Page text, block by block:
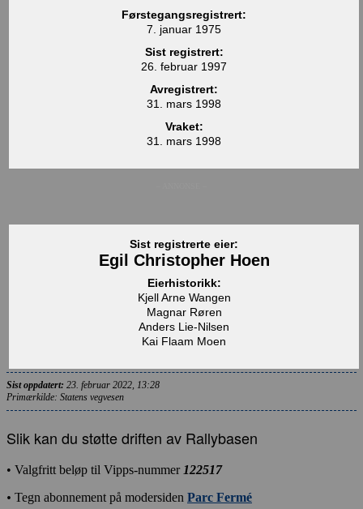
Førstegangsregistrert:
7. januar 1975
Sist registrert:
26. februar 1997
Avregistrert:
31. mars 1998
Vraket:
31. mars 1998
Sist registrerte eier:
Egil Christopher Hoen
Eierhistorikk:
Kjell Arne Wangen
Magnar Røren
Anders Lie-Nilsen
Kai Flaam Moen
Sist oppdatert: 23. februar 2022, 13:28
Primærkilde: Statens vegvesen
Slik kan du støtte driften av Rallybasen
• Valgfritt beløp til Vipps-nummer122517
• Tegn abonnement på modersiden Parc Fermé